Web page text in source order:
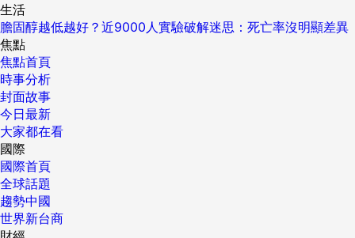
生活
膽固醇越低越好？近9000人實驗破解迷思：死亡率沒明顯差異
焦點
焦點首頁
時事分析
封面故事
今日最新
大家都在看
國際
國際首頁
全球話題
趨勢中國
世界新台商